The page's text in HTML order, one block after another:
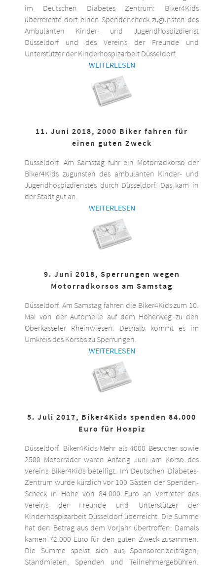
im Deutschen Diabetes Zentrum: Biker4Kids
überreichte dort einen Spendencheck zugunsten des
Ambulanten Kinder- und Jugendhospizdienst
Düsseldorf und des Vereins der Freunde und
Unterstützer der Kinderhospizarbeit Düsseldorf.
WEITERLESEN
11. Juni 2018, 2000 Biker fahren für
einen guten Zweck
Düsseldorf. Am Samstag fuhr ein Motorradkorso der
Biker4Kids zugunsten des ambulanten Kinder- und
Jugendhospizdienstes durch Düsseldorf. Das kam in
der Stadt gut an.
WEITERLESEN
9. Juni 2018, Sperrungen wegen
Motorradkorsos am Samstag
Düsseldorf. Am Samstag fahren die Biker4Kids zum 10.
Mal von der Automeile auf dem Höherweg zu den
Oberkasseler Rheinwiesen. Deshalb kommt es im
Umkreis des Korsos zu Sperrungen.
WEITERLESEN
5. Juli 2017, Biker4Kids spenden 84.000
Euro für Hospiz
Düsseldorf. Biker4Kids Mehr als 4000 Besucher sowie
2500 Motorräder waren Anfang Juni am Korso des
Vereins Biker4Kids beteiligt. Im Deutschen Diabetes-
Zentrum wurde kürzlich vor 100 Gästen der Spenden-
Scheck in Höhe von 84.000 Euro an Vertreter des
Vereins der Freunde und Unterstützer der
Kinderhospizarbeit Düsseldorf überreicht. Die Summe
hat den Betrag aus dem Vorjahr übertroffen: Damals
kamen 72.000 Euro für den guten Zweck zusammen.
Die Summe speist sich aus Sponsorenbeiträgen,
Standmieten, Spenden und Teilnehmergebühren.